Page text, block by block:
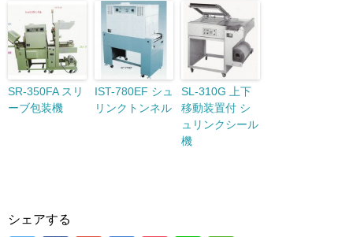
SR-350FA スリ
ーブ包装機
IST-780EF シュ
リンクトンネル
SL-310G 上下
移動装置付 シ
ュリンクシール
機
シェアする